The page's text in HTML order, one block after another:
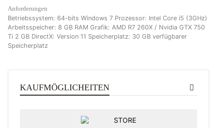
Anforderungen
Betriebssystem: 64-bits Windows 7 Prozessor: Intel Core i5 (3GHz)
Arbeitsspeicher: 8 GB RAM Grafik: AMD R7 260X / Nvidia GTX 750
Ti 2 GB DirectX: Version 11 Speicherplatz: 30 GB verfügbarer
Speicherplatz
KAUFMÖGLICHEITEN
STORE